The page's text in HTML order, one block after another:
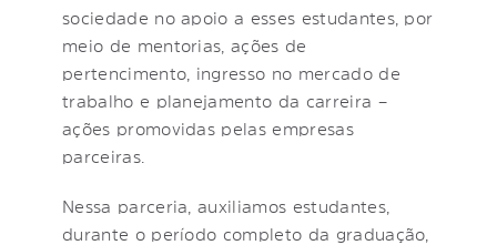
sociedade no apoio a esses estudantes, por
meio de mentorias, ações de
pertencimento, ingresso no mercado de
trabalho e planejamento da carreira –
ações promovidas pelas empresas
parceiras.
Nessa parceria, auxiliamos estudantes,
durante o período completo da graduação,